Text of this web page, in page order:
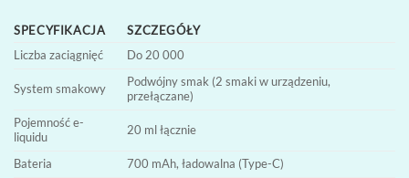
SPECYFIKACJA
SZCZEGÓŁY
Liczba zaciągnięć
Do 20 000
System smakowy
Podwójny smak (2 smaki w urządzeniu,
przełączane)
Pojemność e-
liquidu
20 ml łącznie
Bateria 700 mAh, ładowalna (Type-C)